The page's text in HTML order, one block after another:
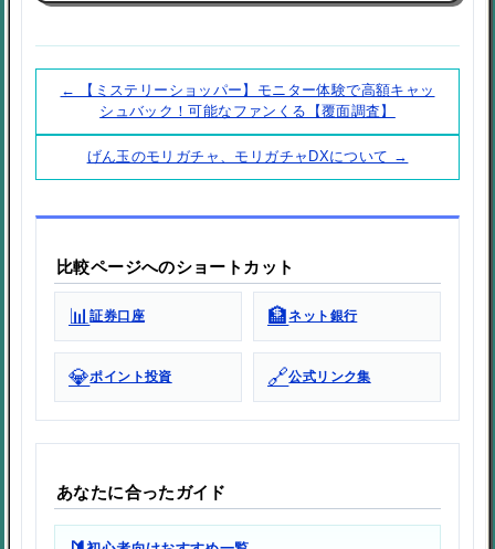
← 【ミステリーショッパー】モニター体験で高額キャッ
シュバック！可能なファンくる【覆面調査】
げん玉のモリガチャ、モリガチャDXについて →
比較ページへのショートカット
📊証券口座 🏦ネット銀行
💎ポイント投資 🔗公式リンク集
あなたに合ったガイド